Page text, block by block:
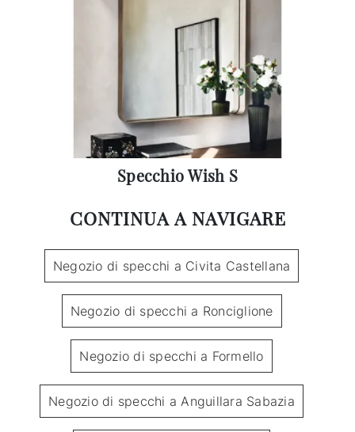
Specchio Wish S
CONTINUA A NAVIGARE
Negozio di specchi a Civita Castellana
Negozio di specchi a Ronciglione
Negozio di specchi a Formello
Negozio di specchi a Anguillara Sabazia